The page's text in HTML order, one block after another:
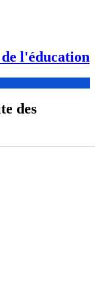
l'éducation
des